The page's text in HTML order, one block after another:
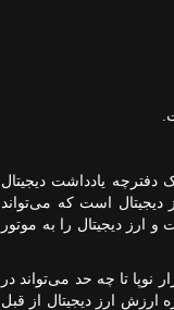
یادداشت دیجیتال
دیجیتال است که می‌تواند
ارز دیجیتال را به موتور
نوپا تا چه حد می‌تواند در
ارزش ارز دیجیتال از قبل